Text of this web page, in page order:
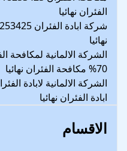
الفئران نهائيا
نهائيا
70% مكافحة الفئران نهائيا
ابادة الفئران نهائيا
الاقسام